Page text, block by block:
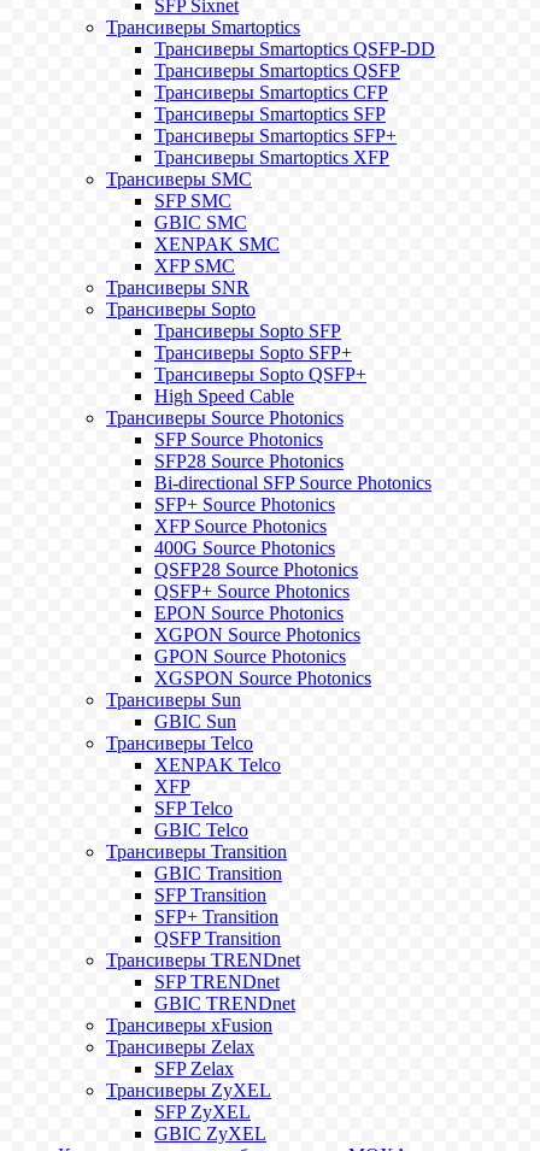
SFP Sixnet
Трансиверы Smartoptics
Трансиверы Smartoptics QSFP-DD
Трансиверы Smartoptics QSFP
Трансиверы Smartoptics CFP
Трансиверы Smartoptics SFP
Трансиверы Smartoptics SFP+
Трансиверы Smartoptics XFP
Трансиверы SMC
SFP SMC
GBIC SMC
XENPAK SMC
XFP SMC
Трансиверы SNR
Трансиверы Sopto
Трансиверы Sopto SFP
Трансиверы Sopto SFP+
Трансиверы Sopto QSFP+
High Speed Cable
Трансиверы Source Photonics
SFP Source Photonics
SFP28 Source Photonics
Bi-directional SFP Source Photonics
SFP+ Source Photonics
XFP Source Photonics
400G Source Photonics
QSFP28 Source Photonics
QSFP+ Source Photonics
EPON Source Photonics
XGPON Source Photonics
GPON Source Photonics
XGSPON Source Photonics
Трансиверы Sun
GBIC Sun
Трансиверы Telco
XENPAK Telco
XFP
SFP Telco
GBIC Telco
Трансиверы Transition
GBIC Transition
SFP Transition
SFP+ Transition
QSFP Transition
Трансиверы TRENDnet
SFP TRENDnet
GBIC TRENDnet
Трансиверы xFusion
Трансиверы Zelax
SFP Zelax
Трансиверы ZyXEL
SFP ZyXEL
GBIC ZyXEL